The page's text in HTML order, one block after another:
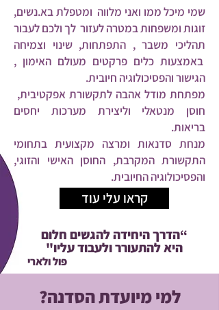
שמי מיכל ממו ואני מלווה ומטפלת בא.נשים,
זוגות ומשפחות במטרה לעזור לך ולכם לעבור
תהליכי משבר , התפתחות, שינוי וצמיחה
באמצעות כלים פרקטים מעולם האימון ,
הגישור והפסיכולוגיה חיובית.
מפתחת מודל אהבה לתקשורת אפקטיבית,
חוסן מנטאלי וליצירת מערכות יחסים
בריאות.
מנחת סדנאות ומרצה מקצועית בתחומי
התקשורת המקרבת, החוסן האישי והזוגי,
והפסיכולוגיה החיובית.
קראו עלי עוד
“הדרך היחידה להגשים חלום
היא להתעורר ולעבוד עליו"
פול ולארי
למי מיועדת הסדנה?